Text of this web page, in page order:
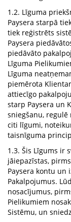
1.2. Līguma
Paysera starpā
tiek reģistrēts
Paysera
piedāvāto
Līguma
Līguma
piemērota
attiecīgo
starp Paysera un
sniegšanu,
citi līgumi,
taisnīguma
1.3. Šis Līgums ir
jāiepazīstas,
Paysera kontu un
Pakalpojumus.
nosacījumus,
Pielikumiem
Sistēmu, un